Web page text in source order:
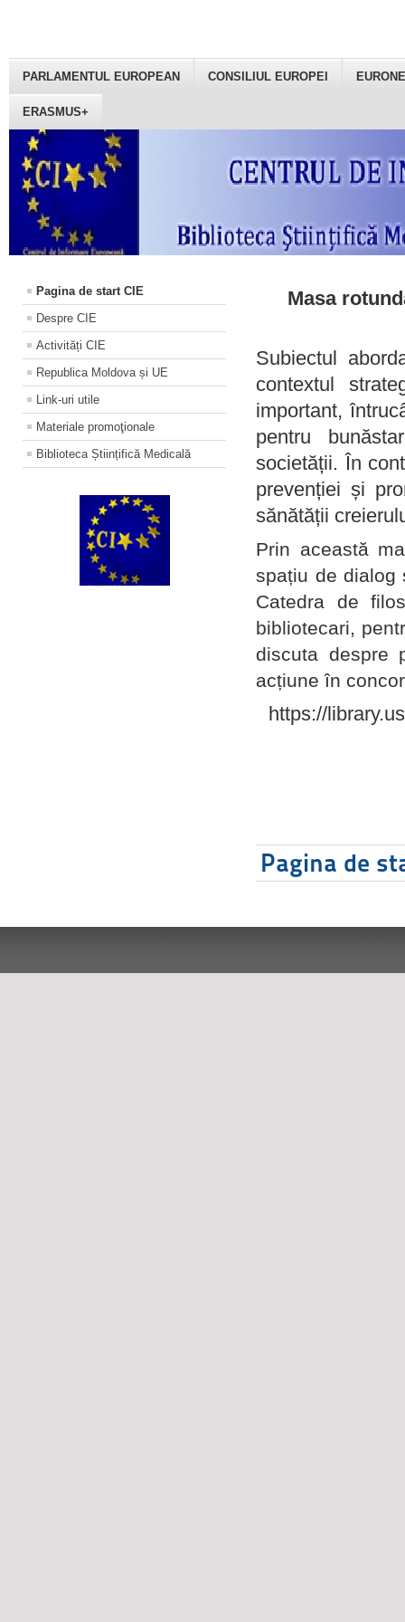
PARLAMENTUL EUROPEAN CONSILIUL EUROPEI
ERASMUS+
Pagina de start CIE
Despre CIE
Activități CIE
Republica Moldova și UE
Link-uri utile
Materiale promoţionale
Biblioteca Științifică Medicală
Masa
Subiectul
contextul
important,
pentru
societății. În
prevenției și
sănătății
Prin această
spațiu de dialog
Catedra de
bibliotecari,
discuta despre
acțiune în
https://
Pagina de